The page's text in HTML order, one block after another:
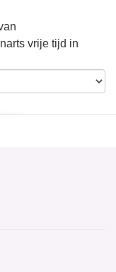
vrije tijd in